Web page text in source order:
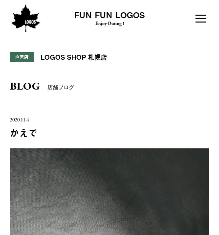
FUN FUN LOGOS
Enjoy Outing !
直営店 LOGOS SHOP 札幌店
BLOG 店舗ブログ
2020.11.4
かえで